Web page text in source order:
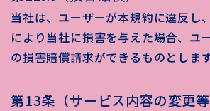
当社は、ユーザーが本規約に違反し
により当社に損害を与えた場合、ユ
の損害賠償請求ができるものとします
第13条（サービス内容の変更等